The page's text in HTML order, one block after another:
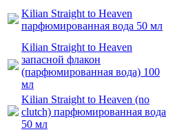
Kilian Straight to Heaven
парфюмированная вода 50 мл
Kilian Straight to Heaven
запасной флакон
(парфюмированная вода) 100
мл
Kilian Straight to Heaven (no
clutch) парфюмированная вода
50 мл